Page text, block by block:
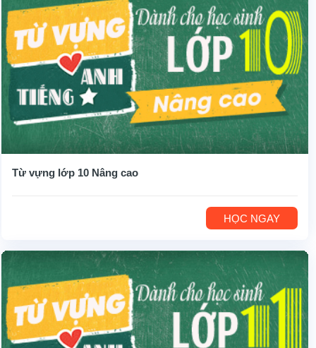
Từ vựng lớp 10 Nâng cao
HỌC NGAY